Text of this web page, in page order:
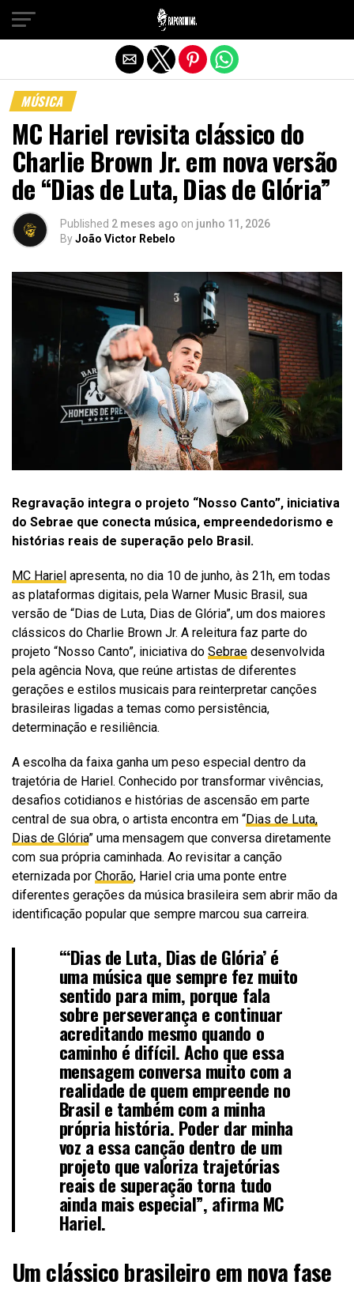
MÚSICA
MC Hariel revisita clássico do
Charlie Brown Jr. em nova versão
de “Dias de Luta, Dias de Glória”
Published 2 meses ago on junho 11, 2026
ByJoão Victor Rebelo
Regravação integra o projeto “Nosso Canto”, iniciativa
do Sebrae que conecta música, empreendedorismo e
histórias reais de superação pelo Brasil.
MC Hariel apresenta, no dia 10 de junho, às 21h, em todas
as plataformas digitais, pela Warner Music Brasil, sua
versão de “Dias de Luta, Dias de Glória”, um dos maiores
clássicos do Charlie Brown Jr. A releitura faz parte do
projeto “Nosso Canto”, iniciativa do Sebrae desenvolvida
pela agência Nova, que reúne artistas de diferentes
gerações e estilos musicais para reinterpretar canções
brasileiras ligadas a temas como persistência,
determinação e resiliência.
A escolha da faixa ganha um peso especial dentro da
trajetória de Hariel. Conhecido por transformar vivências,
desafios cotidianos e histórias de ascensão em parte
central de sua obra, o artista encontra em “Dias de Luta,
Dias de Glória” uma mensagem que conversa diretamente
com sua própria caminhada. Ao revisitar a canção
eternizada por Chorão, Hariel cria uma ponte entre
diferentes gerações da música brasileira sem abrir mão da
identificação popular que sempre marcou sua carreira.
“‘Dias de Luta, Dias de Glória’ é
uma música que sempre fez muito
sentido para mim, porque fala
sobre perseverança e continuar
acreditando mesmo quando o
caminho é difícil. Acho que essa
mensagem conversa muito com a
realidade de quem empreende no
Brasil e também com a minha
própria história. Poder dar minha
voz a essa canção dentro de um
projeto que valoriza trajetórias
reais de superação torna tudo
ainda mais especial”, afirma MC
Hariel.
Um clássico brasileiro em nova fase
Sair da versão mobile